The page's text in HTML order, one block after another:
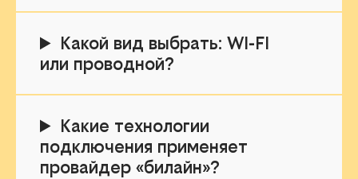
Какой вид выбрать: WI-FI
или проводной?
Какие технологии
подключения применяет
провайдер «билайн»?